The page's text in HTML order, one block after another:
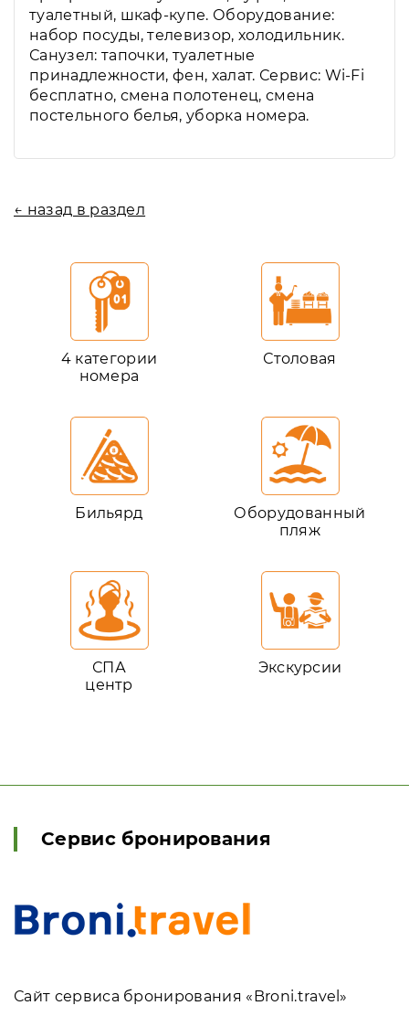
туалетный, шкаф-купе. Оборудование:
набор посуды, телевизор, холодильник.
Санузел: тапочки, туалетные
принадлежности, фен, халат. Сервис: Wi-Fi
бесплатно, смена полотенец, смена
постельного белья, уборка номера.
← назад в раздел
4 категории
номера
Столовая
Бильярд
Оборудованный
пляж
СПА
центр
Экскурсии
Сервис бронирования
Сайт сервиса бронирования «Broni.travel»